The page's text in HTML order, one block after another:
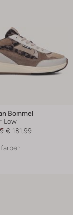
Bommel
Low
€ 181,99